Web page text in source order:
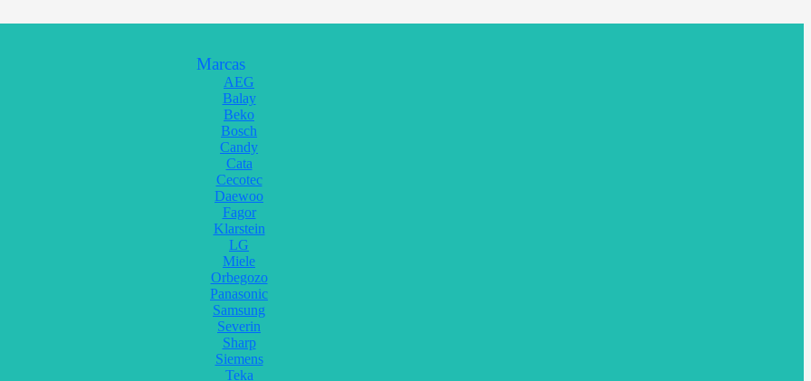
Marcas
AEG
Balay
Beko
Bosch
Candy
Cata
Cecotec
Daewoo
Fagor
Klarstein
LG
Miele
Orbegozo
Panasonic
Samsung
Severin
Sharp
Siemens
Teka